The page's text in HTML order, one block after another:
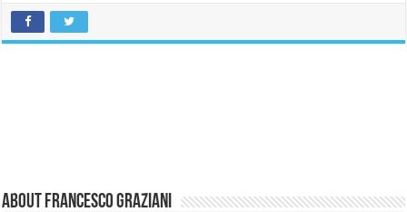
About Francesco Graziani